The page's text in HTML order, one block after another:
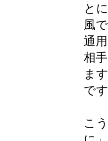
と
風
通
相
ま
で
こ